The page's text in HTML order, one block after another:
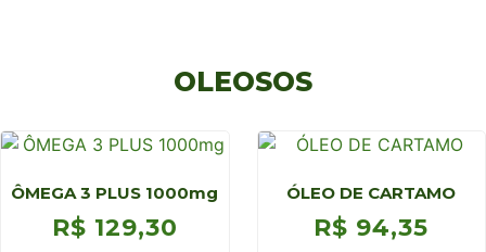
OLEOSOS
ÔMEGA 3 PLUS 1000mg
R$ 129,30
ÓLEO DE CARTAMO
R$ 94,35